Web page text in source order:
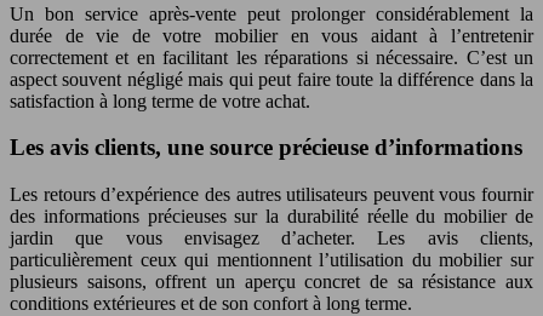
Un bon service après-vente peut prolonger considérablement la
durée de vie de votre mobilier en vous aidant à l’entretenir
correctement et en facilitant les réparations si nécessaire. C’est un
aspect souvent négligé mais qui peut faire toute la différence dans la
satisfaction à long terme de votre achat.
Les avis clients, une source précieuse d’informations
Les retours d’expérience des autres utilisateurs peuvent vous fournir
des informations précieuses sur la durabilité réelle du mobilier de
jardin que vous envisagez d’acheter. Les avis clients,
particulièrement ceux qui mentionnent l’utilisation du mobilier sur
plusieurs saisons, offrent un aperçu concret de sa résistance aux
conditions extérieures et de son confort à long terme.